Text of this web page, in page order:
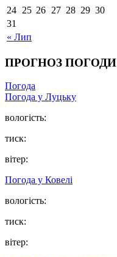
« Лип
24 25 26 27 28 29 30
31
ПРОГНОЗ ПОГОДИ
Погода
Погода у Луцьку
вологість:
тиск:
вітер:
Погода у Ковелі
вологість:
тиск:
вітер: